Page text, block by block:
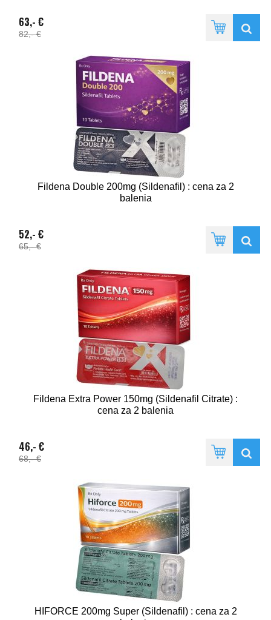
63,- €
82,- €
Fildena Double 200mg (Sildenafil) : cena za 2
balenia
52,- €
65,- €
Fildena Extra Power 150mg (Sildenafil Citrate) :
cena za 2 balenia
46,- €
68,- €
HIFORCE 200mg Super (Sildenafil) : cena za 2